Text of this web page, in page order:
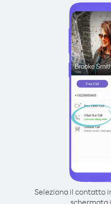
Seleziona il contatto
schermata